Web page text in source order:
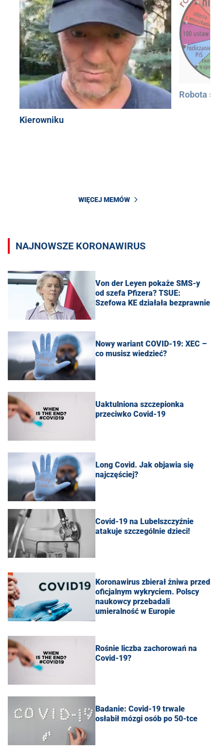
Kierowniku
Robota
WIĘCEJ MEMÓW
NAJNOWSZE KORONAWIRUS
Von der Leyen pokaże SMS-y
od szefa Pfizera? TSUE:
Szefowa KE działała bezprawnie
Nowy wariant COVID-19: XEC –
co musisz wiedzieć?
Uaktulniona szczepionka
przeciwko Covid-19
Long Covid. Jak objawia się
najczęściej?
Covid-19 na Lubelszczyźnie
atakuje szczególnie dzieci!
Koronawirus zbierał żniwa przed
oficjalnym wykryciem. Polscy
naukowcy przebadali
umieralność w Europie
Rośnie liczba zachorowań na
Covid-19?
Badanie: Covid-19 trwale
osłabił mózgi osób po 50-tce